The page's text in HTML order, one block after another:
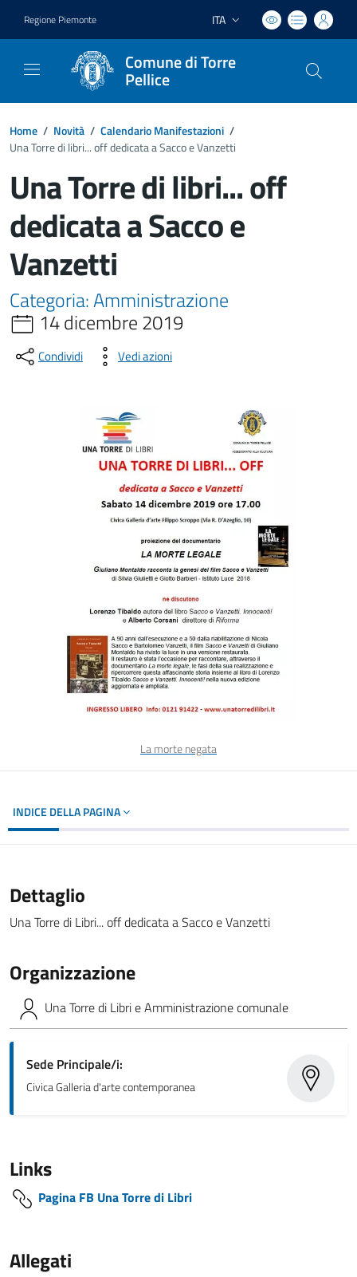
Regione Piemonte Lingua attiva:
ITA
Comune di Torre
Pellice
Home / Novità / Calendario Manifestazioni /
Una Torre di libri... off dedicata a Sacco e Vanzetti
Una Torre di libri... off
dedicata a Sacco e
Vanzetti
Categoria: Amministrazione
14 dicembre 2019
Condividi Vedi azioni
La morte negata
INDICE DELLA PAGINA
Dettaglio
Una Torre di Libri... off dedicata a Sacco e Vanzetti
Organizzazione
Una Torre di Libri e Amministrazione comunale
Sede Principale/i:
Civica Galleria d'arte contemporanea
Links
Pagina FB Una Torre di Libri
Allegati